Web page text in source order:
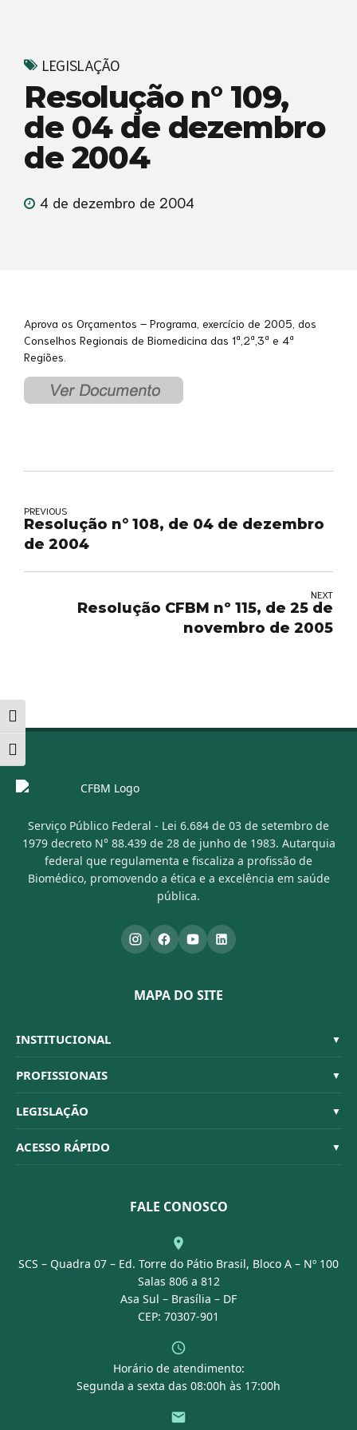
Alternar alto contraste
Alternar tamanho da fonte
LEGISLAÇÃO
Resolução n° 109,
de 04 de dezembro
de 2004
4 de dezembro de 2004
Aprova os Orçamentos – Programa, exercício de 2005, dos
Conselhos Regionais de Biomedicina das 1ª,2ª,3ª e 4ª
Regiões.
PREVIOUS
Resolução n° 108, de 04 de dezembro
de 2004
NEXT
Resolução CFBM nº 115, de 25 de
novembro de 2005
Serviço Público Federal - Lei 6.684 de 03 de setembro de
1979 decreto N° 88.439 de 28 de junho de 1983. Autarquia
federal que regulamenta e fiscaliza a profissão de
Biomédico, promovendo a ética e a excelência em saúde
pública.
MAPA DO SITE
INSTITUCIONAL ▼
Sistema CFBM
Quem Somos
Organograma
Conselheiros
PROFISSIONAIS ▼
Habilitações
Código de Ética
Dúvidas Frequentes
LEGISLAÇÃO ▼
Resoluções
ACESSO RÁPIDO ▼
Portal Transparência
FALE CONOSCO
SCS – Quadra 07 – Ed. Torre do Pátio Brasil, Bloco A – Nº 100
Salas 806 a 812
Asa Sul – Brasília – DF
CEP: 70307-901
Horário de atendimento:
Segunda a sexta das 08:00h às 17:00h